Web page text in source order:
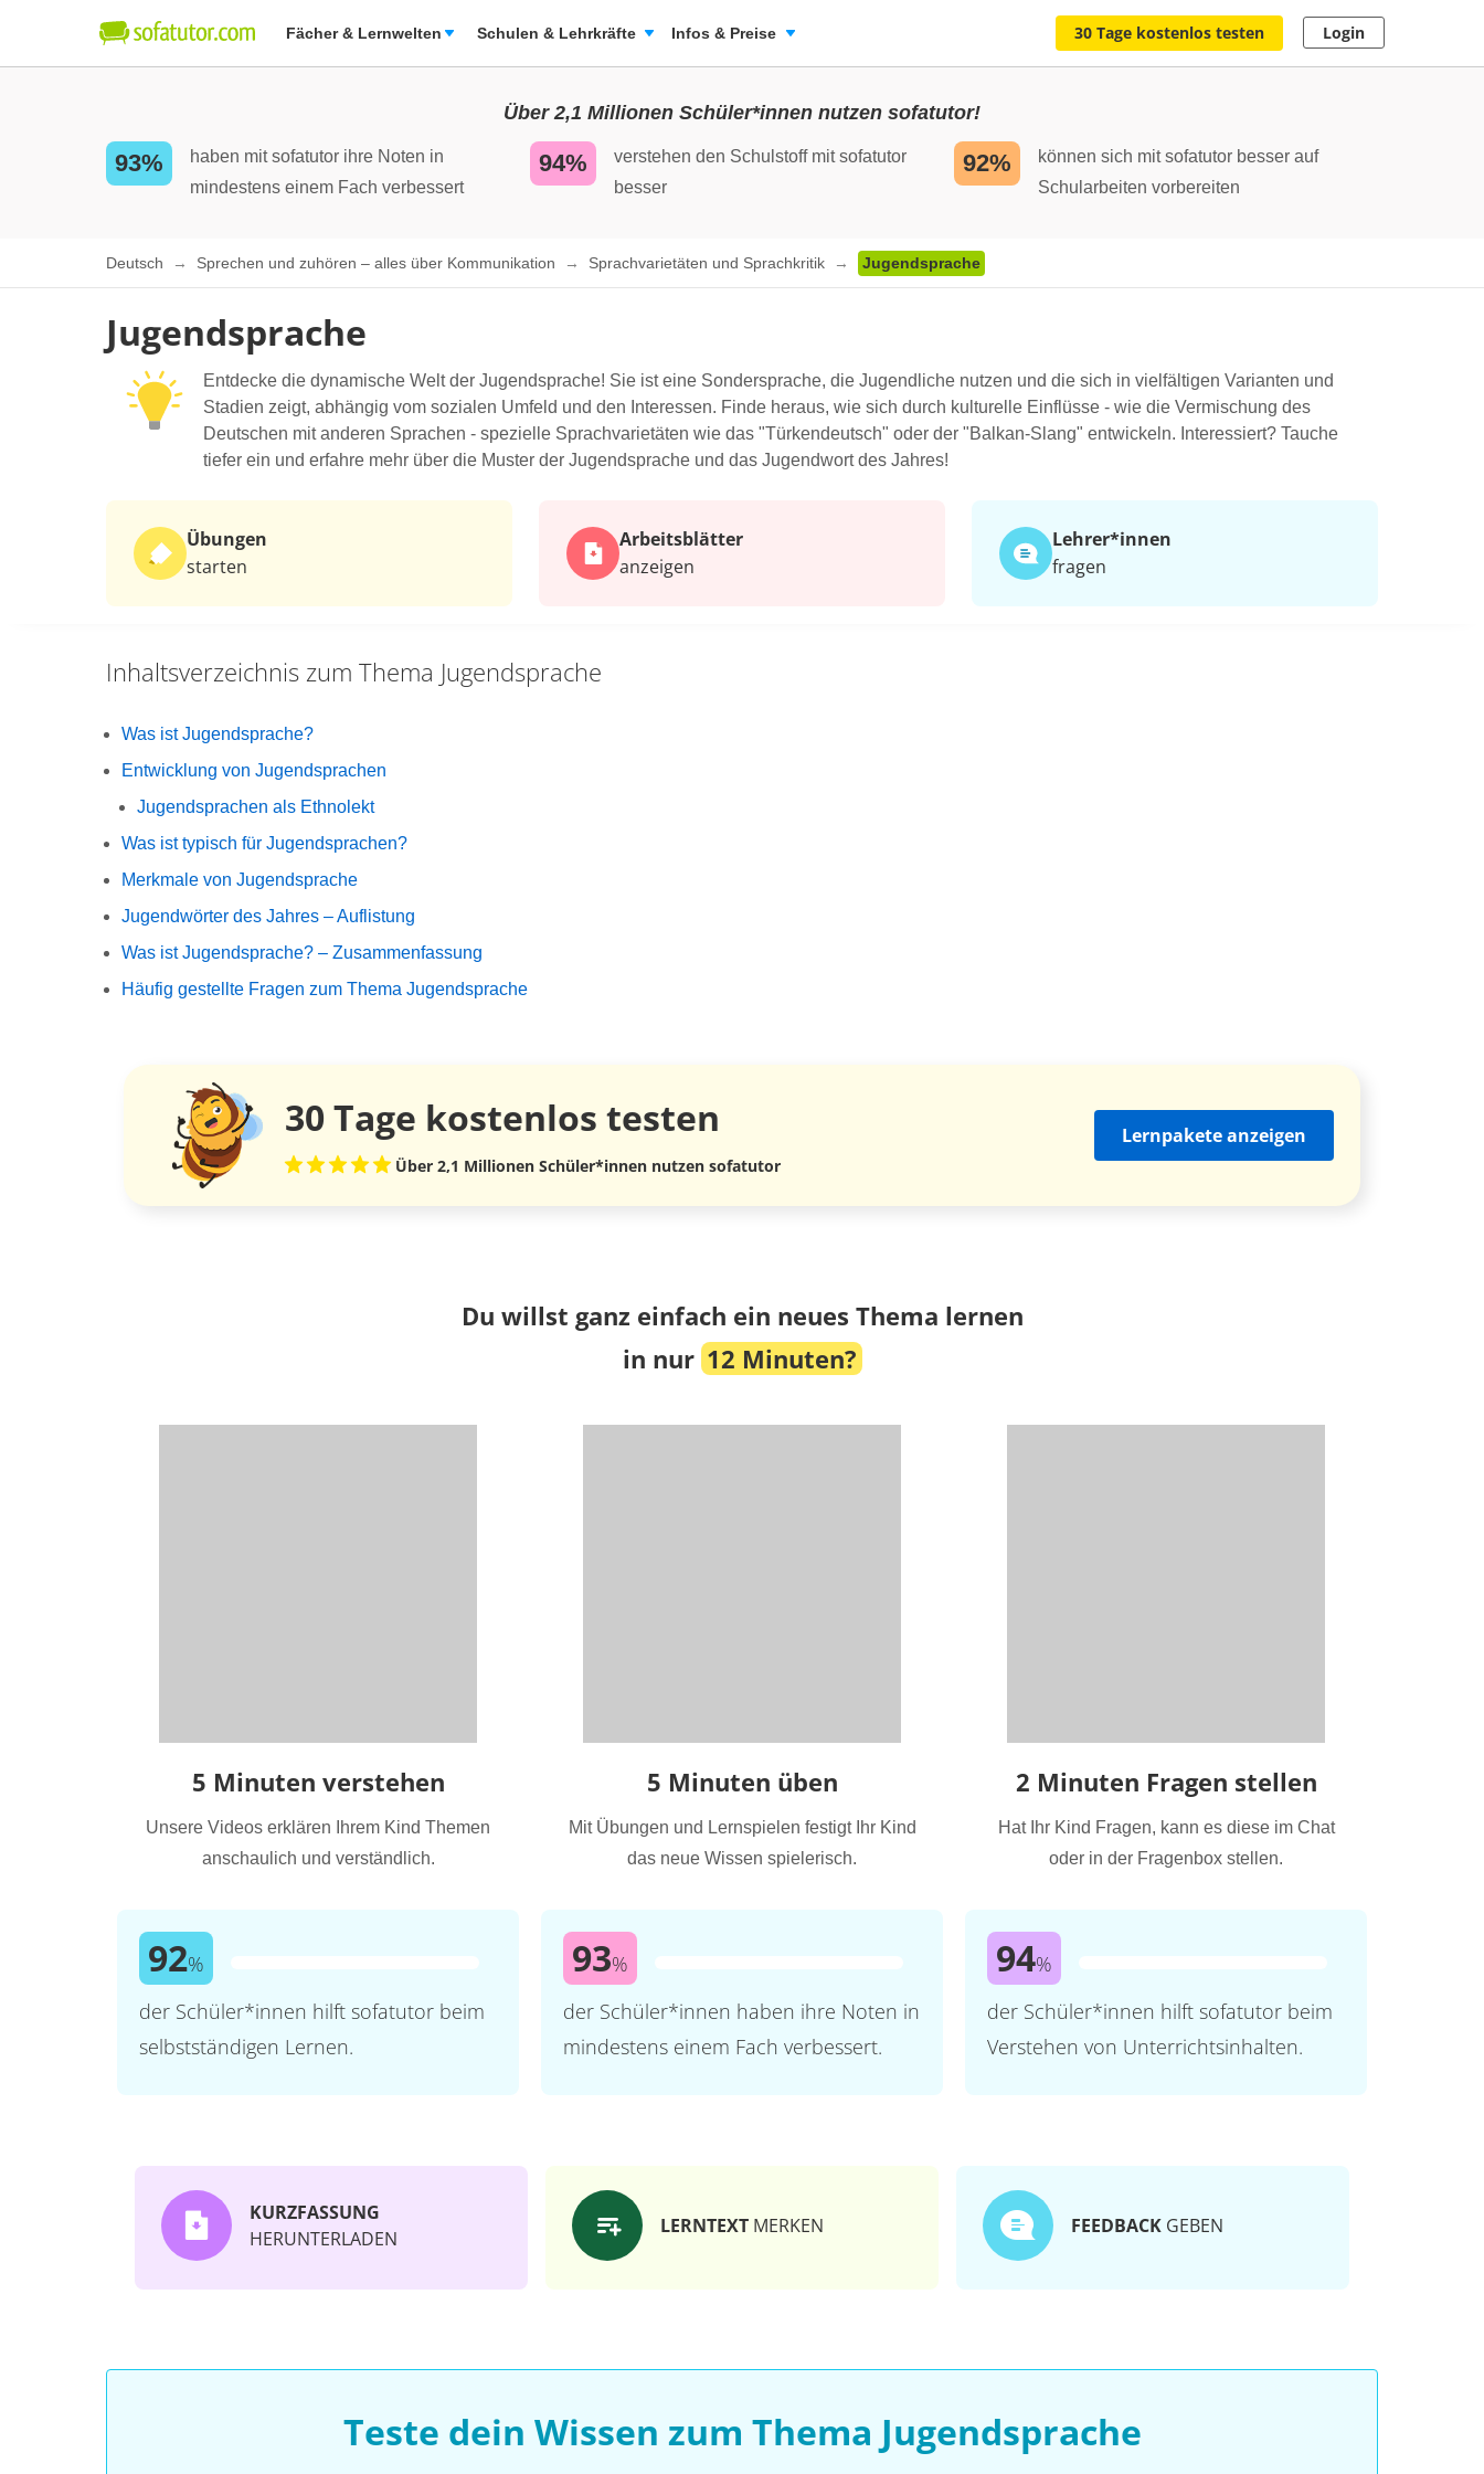
Fächer & Lernwelten Schulen & Lehrkräfte Infos & Preise 30 Tage kostenlos testen Login
Über 2,1 Millionen Schüler*innen nutzen sofatutor!
93%
haben mit sofatutor ihre Noten in
mindestens einem Fach verbessert
94%
verstehen den Schulstoff mit sofatutor
besser
92%
können sich mit sofatutor besser auf
Schularbeiten vorbereiten
Deutsch Sprechen und zuhören – alles über Kommunikation Sprachvarietäten und Sprachkritik Jugendsprache
Jugendsprache
Entdecke die dynamische Welt der Jugendsprache! Sie ist eine Sondersprache, die Jugendliche nutzen und die sich in vielfältigen Varianten und
Stadien zeigt, abhängig vom sozialen Umfeld und den Interessen. Finde heraus, wie sich durch kulturelle Einflüsse - wie die Vermischung des
Deutschen mit anderen Sprachen - spezielle Sprachvarietäten wie das "Türkendeutsch" oder der "Balkan-Slang" entwickeln. Interessiert? Tauche
tiefer ein und erfahre mehr über die Muster der Jugendsprache und das Jugendwort des Jahres!
Übungen
starten
Arbeits­blätter
anzeigen
Lehrer*​innen
fragen
Inhaltsverzeichnis zum Thema Jugendsprache
Was ist Jugendsprache?
Entwicklung von Jugendsprachen
Jugendsprachen als Ethnolekt
Was ist typisch für Jugendsprachen?
Merkmale von Jugendsprache
Jugendwörter des Jahres – Auflistung
Was ist Jugendsprache? – Zusammenfassung
Häufig gestellte Fragen zum Thema Jugendsprache
30 Tage kostenlos testen
Über 2,1 Millionen Schüler*innen nutzen sofatutor
Lernpakete anzeigen
Du willst ganz einfach ein neues Thema lernen
in nur 12 Minuten?
5 Minuten verstehen
Unsere Videos erklären Ihrem Kind Themen
anschaulich und verständlich.
92%
der Schüler*innen hilft sofatutor beim
selbstständigen Lernen.
5 Minuten üben
Mit Übungen und Lernspielen festigt Ihr Kind
das neue Wissen spielerisch.
93%
der Schüler*innen haben ihre Noten in
mindestens einem Fach verbessert.
2 Minuten Fragen stellen
Hat Ihr Kind Fragen, kann es diese im Chat
oder in der Fragenbox stellen.
94%
der Schüler*innen hilft sofatutor beim
Verstehen von Unterrichtsinhalten.
KURZFASSUNG
HERUNTERLADEN
LERNTEXT MERKEN FEEDBACK GEBEN
Teste dein Wissen zum Thema Jugendsprache